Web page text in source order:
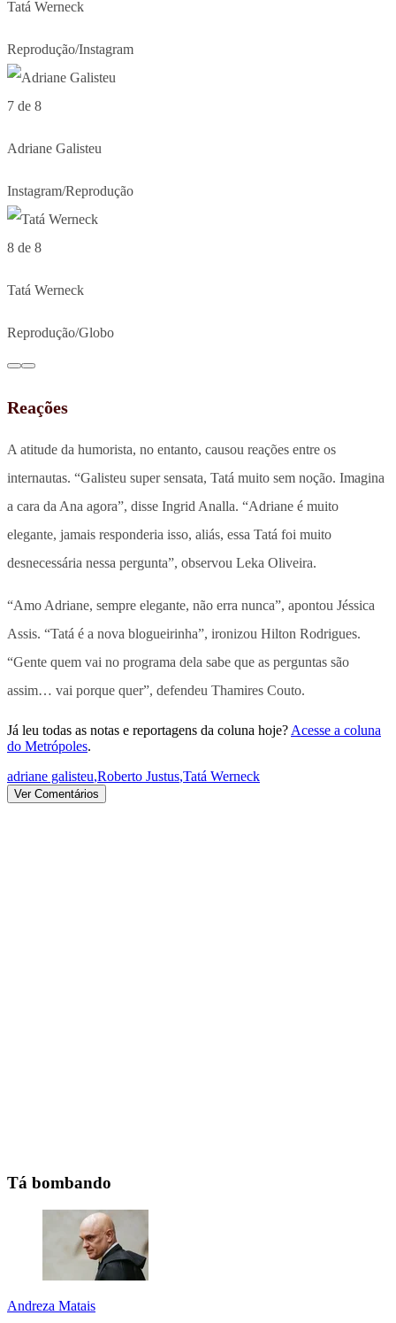
Tatá Werneck
Reprodução/Instagram
7 de 8
Adriane Galisteu
Instagram/Reprodução
8 de 8
Tatá Werneck
Reprodução/Globo
Reações
A atitude da humorista, no entanto, causou reações entre os
internautas. “Galisteu super sensata, Tatá muito sem noção. Imagina
a cara da Ana agora”, disse Ingrid Analla. “Adriane é muito
elegante, jamais responderia isso, aliás, essa Tatá foi muito
desnecessária nessa pergunta”, observou Leka Oliveira.
“Amo Adriane, sempre elegante, não erra nunca”, apontou Jéssica
Assis. “Tatá é a nova blogueirinha”, ironizou Hilton Rodrigues.
“Gente quem vai no programa dela sabe que as perguntas são
assim… vai porque quer”, defendeu Thamires Couto.
Já leu todas as notas e reportagens da coluna hoje? Acesse a coluna
do Metrópoles.
adriane galisteu,Roberto Justus,Tatá Werneck
Ver Comentários
Tá bombando
Andreza Matais